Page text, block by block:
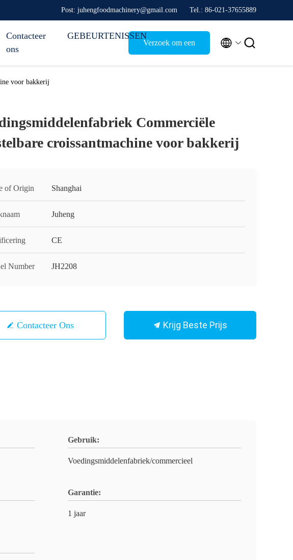
Post: juhengfoodmachinery@gmail.com Tel.: 86-021-37655889
Contacteer
ons
GEBEURTENISSEN
Verzoek om een  
voor bakkerij
Commerciële
croissantmachine voor bakkerij
of Origin Shanghai
Juheng
CE
Number JH2208
Contacteer Ons Krijg Beste Prijs
Gebruik:
Voedingsmiddelenfabriek/commercieel
Garantie:
1 jaar